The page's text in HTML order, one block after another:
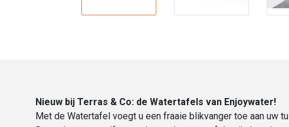
Nieuw bij Terras & Co: de Watertafels van Enjoywater!
Met de Watertafel voegt u een fraaie blikvanger toe aan uw